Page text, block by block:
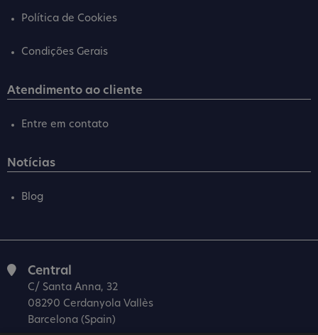
Política de Cookies
Condições Gerais
Atendimento ao cliente
Entre em contato
Notícias
Blog
Central
C/ Santa Anna, 32
08290 Cerdanyola Vallès
Barcelona (Spain)